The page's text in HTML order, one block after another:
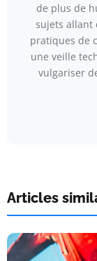
de plus de
sujets allant
pratiques de
une veille
vulgariser
Articles